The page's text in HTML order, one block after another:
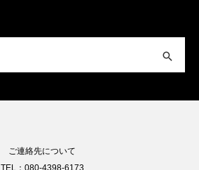
ご連絡先について
TEL：080-4398-6173